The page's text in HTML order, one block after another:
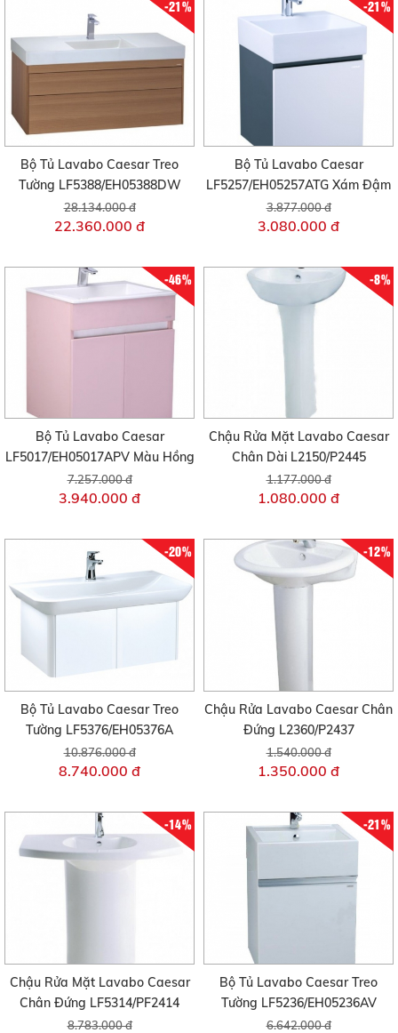
-21%
Bộ Tủ Lavabo Caesar Treo
Tường LF5388/EH05388DW
28.134.000 đ
22.360.000 đ
-21%
Bộ Tủ Lavabo Caesar
LF5257/EH05257ATG Xám Đậm
3.877.000 đ
3.080.000 đ
-46%
Bộ Tủ Lavabo Caesar
LF5017/EH05017APV Màu Hồng
7.257.000 đ
3.940.000 đ
-8%
Chậu Rửa Mặt Lavabo Caesar
Chân Dài L2150/P2445
1.177.000 đ
1.080.000 đ
-20%
Bộ Tủ Lavabo Caesar Treo
Tường LF5376/EH05376A
10.876.000 đ
8.740.000 đ
-12%
Chậu Rửa Lavabo Caesar Chân
Đứng L2360/P2437
1.540.000 đ
1.350.000 đ
-14%
Chậu Rửa Mặt Lavabo Caesar
Chân Đứng LF5314/PF2414
8.783.000 đ
-21%
Bộ Tủ Lavabo Caesar Treo
Tường LF5236/EH05236AV
6.642.000 đ